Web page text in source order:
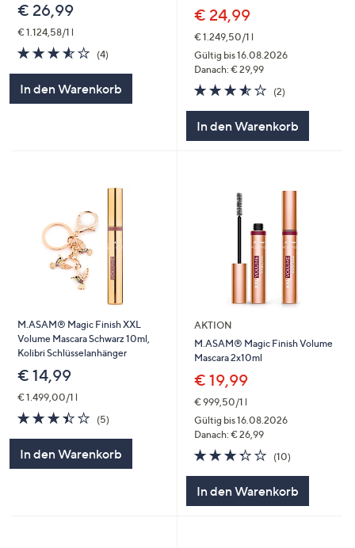
€ 26,99
€ 1.124,58/1 l
3.5
von
(4)4
In den Warenkorb
€ 24,99
€ 1.249,50/1 l
Gültig bis 16.08.2026
Danach: € 29,99
3.5
von
(2)2
In den Warenkorb
M.ASAM® Magic Finish XXL
Volume Mascara Schwarz 10ml,
Kolibri Schlüsselanhänger
€ 14,99
€ 1.499,00/1 l
3.4
von
(5)5
In den Warenkorb
AKTION
M.ASAM® Magic Finish Volume
Mascara 2x10ml
€ 19,99
€ 999,50/1 l
Gültig bis 16.08.2026
Danach: € 26,99
3.3
von
(10)10
In den Warenkorb